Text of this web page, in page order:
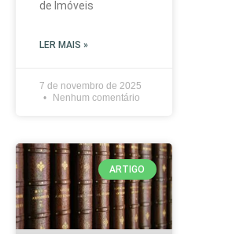
de Imóveis
LER MAIS »
7 de novembro de 2025
Nenhum comentário
ARTIGO